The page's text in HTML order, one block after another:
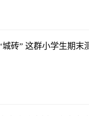
城砖” 这群小学生期末